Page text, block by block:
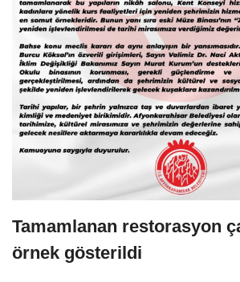
Tamamlanan restorasyon
örnek gösterildi